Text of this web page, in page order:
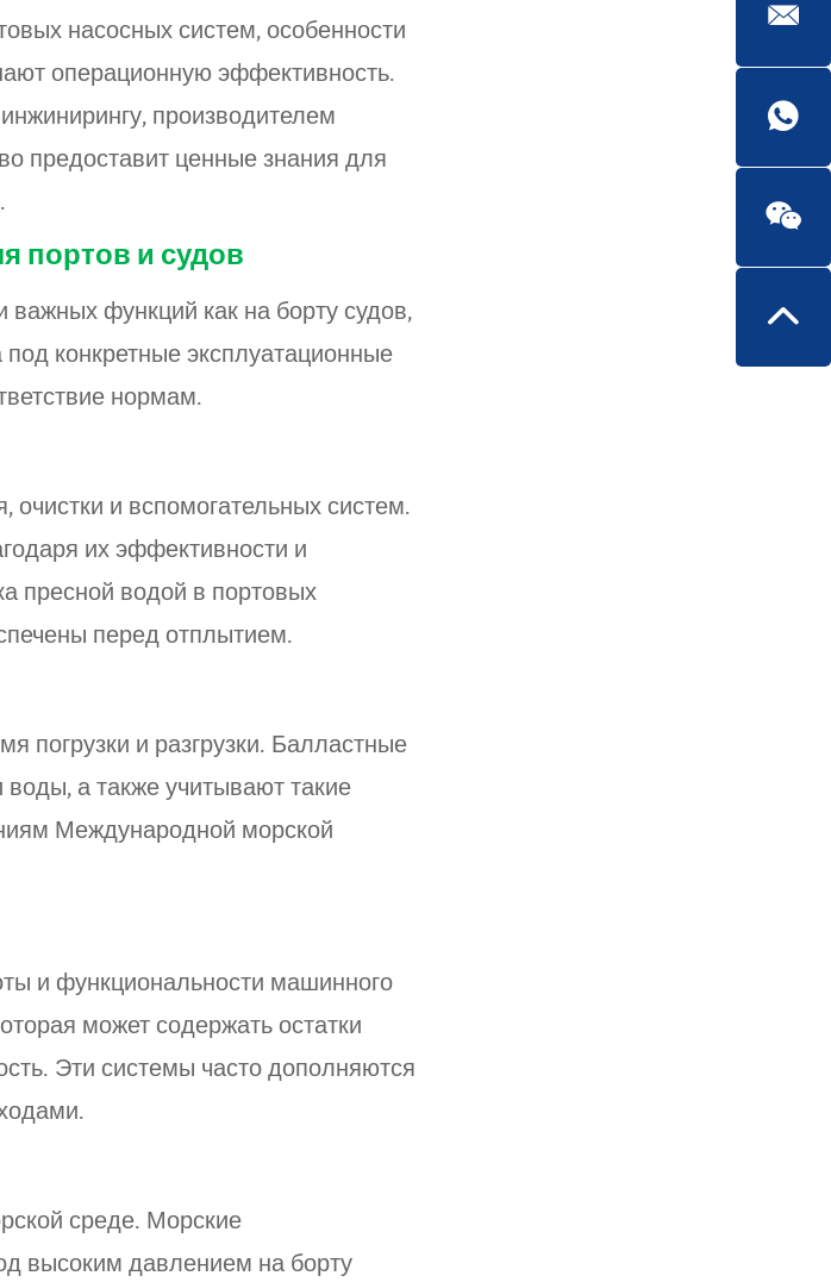
насосных систем, особенности
операционную эффективность.
производителем
предоставит ценные знания для
портов и судов
функций как на борту судов,
конкретные эксплуатационные
нормам.
и вспомогательных систем.
их эффективности и
пресной водой в портовых
перед отплытием.
погрузки и разгрузки. Балластные
а также учитывают такие
Международной морской
и функциональности машинного
может содержать остатки
Эти системы часто дополняются
среде. Морские
высоким давлением на борту